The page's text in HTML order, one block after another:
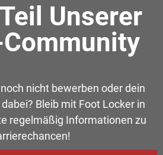
Unserer
nicht bewerben oder dein
Bleib mit Foot Locker in
regelmäßig Informationen zu